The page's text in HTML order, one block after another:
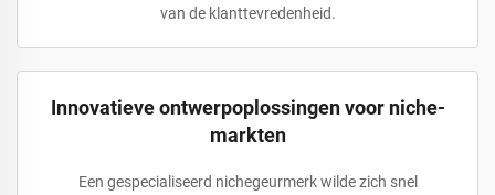
van de klanttevredenheid.
Innovatieve ontwerpoplossingen voor niche-
markten
Een gespecialiseerd nichegeurmerk wilde zich snel